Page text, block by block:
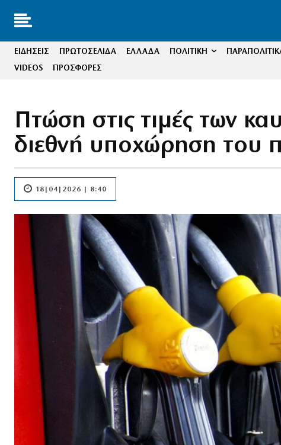
ΕΙΔΗΣΕΙΣ ΠΡΩΤΟΣΕΛΙΔΑ ΕΛΛΑΔΑ ΠΟΛΙΤΙΚΗ
VIDEOS
ΠΡΟΣΦΟΡΕΣ
Πτώση στις τιμές των
διεθνή υποχώρηση του
18|04|2026 | 8:40